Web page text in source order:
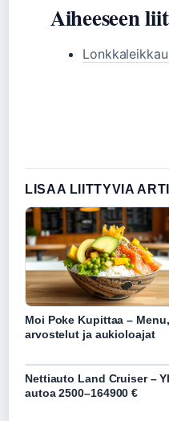
Aiheeseen
LISAA LIITTYVIA
Moi Poke Kupittaa – Menu,
arvostelut ja aukioloajat
Nettiauto Land Cruiser –
autoa 2500–164900 €